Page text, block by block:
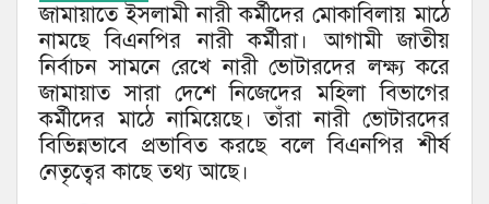
জামায়াতে ইসলামী নারী কর্মীদের মোকাবিলায় মাঠে
নামছে বিএনপির নারী কর্মীরা। আগামী জাতীয়
নির্বাচন সামনে রেখে নারী ভোটারদের লক্ষ্য করে
জামায়াত সারা দেশে নিজেদের মহিলা বিভাগের
কর্মীদের মাঠে নামিয়েছে। তাঁরা নারী ভোটারদের
বিভিন্নভাবে প্রভাবিত করছে বলে বিএনপির শীর্ষ
নেতৃত্বের কাছে তথ্য আছে।